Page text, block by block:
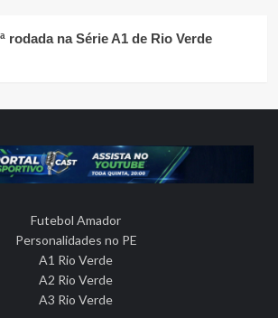
rodada na Série A1 de Rio Verde
Futebol Amador
Personalidades no PE
A1 Rio Verde
A2 Rio Verde
A3 Rio Verde